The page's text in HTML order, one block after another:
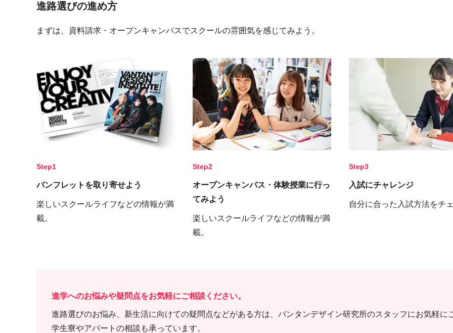
進路選びの進め方
まずは、資料請求・オープンキャンパスでスクールの雰囲気を感じてみよう。
Step1
パンフレットを取り寄せよう
楽しいスクールライフなどの情報が満
載。
Step2
オープンキャンパス・体験授業に行っ
てみよう
楽しいスクールライフなどの情報が満
載。
Step3
入試にチャレンジ
自分に合った入試方法をチェ
進学へのお悩みや疑問点をお気軽にご相談ください。
進路選びのお悩み、新生活に向けての疑問点などがある方は、バンタンデザイン研究所のスタッフにお気軽に
学生寮やアパートの相談も承っています。